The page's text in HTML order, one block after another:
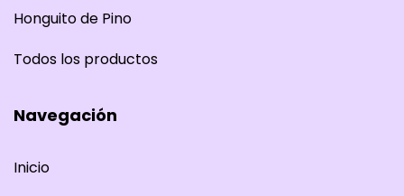
Honguito de Pino
Todos los productos
Navegación
Inicio